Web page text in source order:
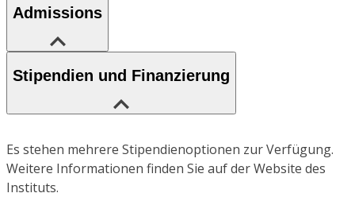
Admissions
Stipendien und Finanzierung
Es stehen mehrere Stipendienoptionen zur Verfügung.
Weitere Informationen finden Sie auf der Website des
Instituts.